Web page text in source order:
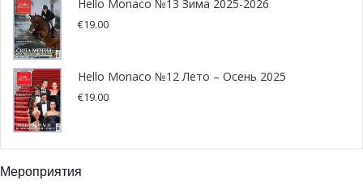
Новое направление
Несмотря на значительное сокращение авиарейсов,
правительство планирует усилить
развитие новых
направлений , на которые ранее не делались ставки. Так,
была запущена масштабная рекламная компания в
Соединённых Штатах. В настоящее время из Ниццы в
Нью-Йорк осуществляется 17 регулярных
еженедельных рейсов. Одной из заявленных целей на
Hello Monaco №13 Зима 2025-2026
€19.00
Hello Monaco №12 Лето – Осень 2025
€19.00
Мероприятия